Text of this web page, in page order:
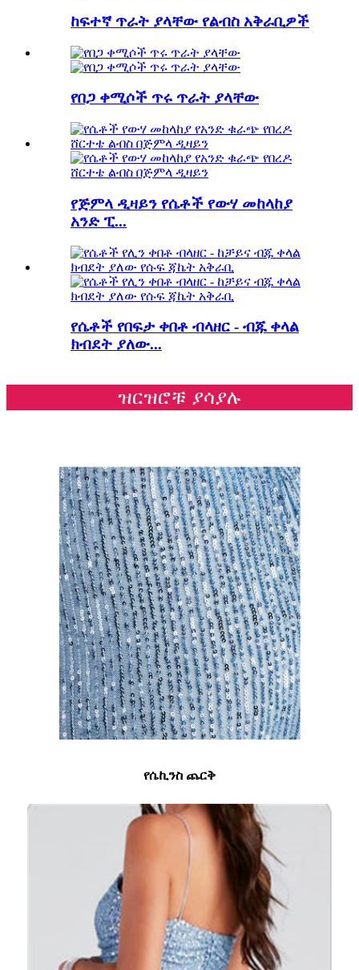
ከፍተኛ ጥራት ያላቸው የልብስ አቅራቢዎች
የበጋ ቀሚሶች ጥሩ ጥራት ያላቸው
የጅምላ ዲዛይን የሴቶች የውሃ መከላከያ
አንድ ፒ...
የሴቶች የበፍታ ቀበቶ ብላዘር - ብጁ ቀላል
ክብደት ያለው...
ዝርዝሮቹ ያሳያሉ
የሴኪንስ ጨርቅ